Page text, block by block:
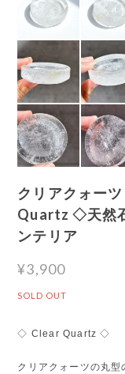
クリアクォー
Quartz ◇天然
ンテリア
¥3,900
SOLD OUT
◇ Clear Quartz ◇
クリアクォーツの丸型